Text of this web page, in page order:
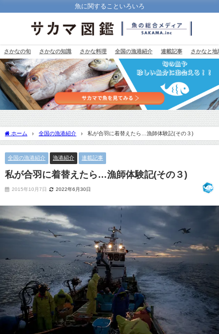
魚に関することいろいろ
さかなの旬 さかなの知識 さかな料理 全国の漁港紹介 連載記事 さかなと地
ホーム 全国の漁港紹介 私が合羽に着替えたら…漁師体験記(その３)
全国の漁港紹介 漁港紹介 連載記事
私が合羽に着替えたら…漁師体験記(その３)
2015年10月7日 2022年6月30日